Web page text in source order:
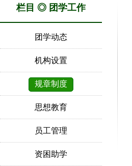
栏目 ◎ 团学工作
团学动态
机构设置
规章制度
思想教育
员工管理
资困助学